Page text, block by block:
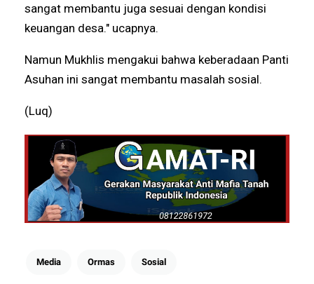
sangat membantu juga sesuai dengan kondisi
keuangan desa." ucapnya.
Namun Mukhlis mengakui bahwa keberadaan Panti
Asuhan ini sangat membantu masalah sosial.
(Luq)
Media Ormas Sosial